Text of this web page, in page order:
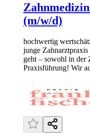
(m/w/d)
hochwertig
junge
geht – sowohl in der
Praxisführung! Wir